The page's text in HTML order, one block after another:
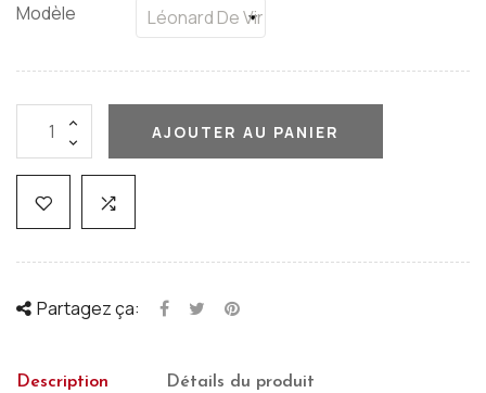
Modèle
AJOUTER AU PANIER
Partagez ça:
Description Détails du produit